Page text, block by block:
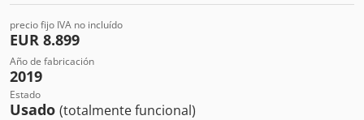
precio fijo IVA no incluído
EUR 8.899
Año de fabricación
2019
Estado
Usado (totalmente funcional)